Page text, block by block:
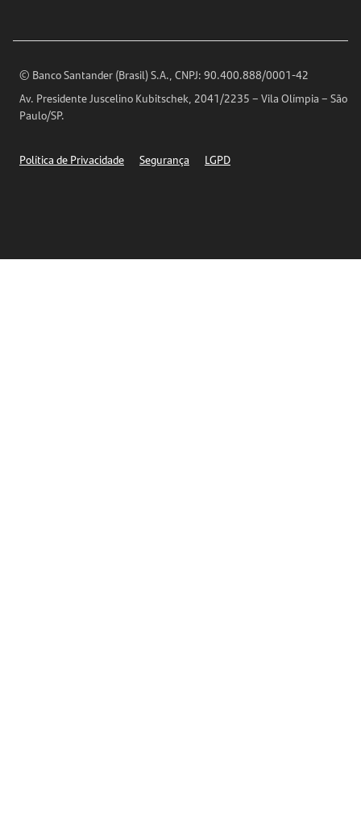
Encontre nossas agências
Horários de Atendimento
Telefones
© Banco Santander (Brasil) S.A., CNPJ: 90.400.888/0001-42
Av. Presidente Juscelino Kubitschek, 2041/2235 – Vila Olímpia – São
Paulo/SP.
Política de Privacidade Segurança LGPD